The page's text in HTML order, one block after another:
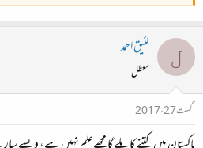
ل لئیق احمد
معطل
اگست 27، 2017